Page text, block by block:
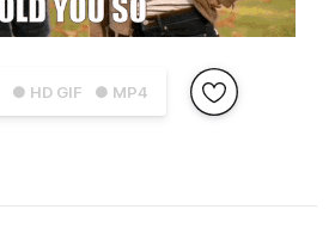
● HD GIF ● MP4